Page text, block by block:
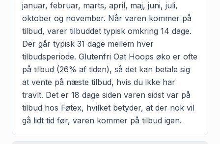
januar, februar, marts, april, maj, juni, juli,
oktober og november. Når varen kommer på
tilbud, varer tilbuddet typisk omkring 14 dage.
Der går typisk 31 dage mellem hver
tilbudsperiode. Glutenfri Oat Hoops øko er ofte
på tilbud (26% af tiden), så det kan betale sig
at vente på næste tilbud, hvis du ikke har
travlt. Det er 18 dage siden varen sidst var på
tilbud hos Føtex, hvilket betyder, at der nok vil
gå lidt tid før, varen kommer på tilbud igen.